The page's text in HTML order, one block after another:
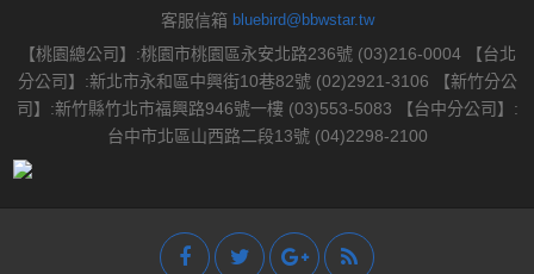
客服信箱 bluebird@bbwstar.tw
【桃園總公司】:桃園市桃園區永安北路236號 (03)216-0004 【台北
分公司】:新北市永和區中興街10巷82號 (02)2921-3106 【新竹分公
司】:新竹縣竹北市福興路946號一樓 (03)553-5083 【台中分公司】:
台中市北區山西路二段13號 (04)2298-2100